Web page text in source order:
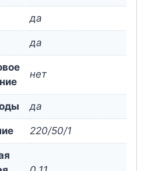
да
да
нет
да
220/50/1